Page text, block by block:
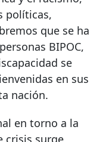
políticas,
que se ha
BIPOC,
se
en sus
nación.
en torno a la